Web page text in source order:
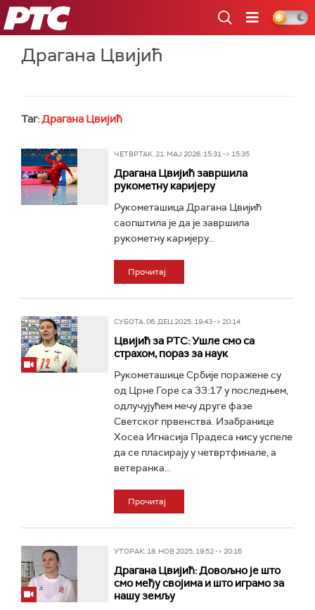
РТС
Драгана Цвијић
Таг:Драгана Цвијић
ЧЕТВРТАК, 21. МАЈ 2026, 15:31 -> 15:35
Драгана Цвијић завршила
рукометну каријеру
Рукометашица Драгана Цвијић
саопштила је да је завршила
рукометну каријеру...
Прочитај
СУБОТА, 06. ДЕЦ 2025, 19:43 -> 20:14
Цвијић за РТС: Ушле смо са
страхом, пораз за наук
Рукометашице Србије поражене су
од Црне Горе са 33:17 у последњем,
одлучујућем мечу друге фазе
Светског првенства. Изабранице
Хосеа Игнасија Прадеса нису успеле
да се пласирају у четвртфинале, а
ветеранка...
Прочитај
УТОРАК, 18. НОВ 2025, 19:52 -> 20:16
Драгана Цвијић: До­вољ­но је што
смо ме­ђу сво­ји­ма и што игра­мо за
на­шу земљу